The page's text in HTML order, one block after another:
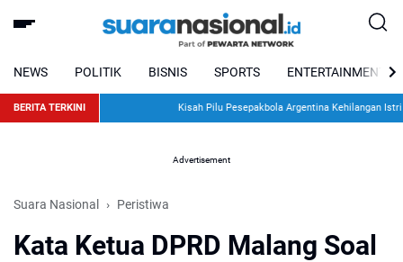
NEWS POLITIK BISNIS SPORTS ENTERTAINMENT
BERITA TERKINI Kisah Pilu Pesepakbola Argentina Kehilangan Istri dan
Advertisement
Suara Nasional Peristiwa
Kata Ketua DPRD Malang Soal